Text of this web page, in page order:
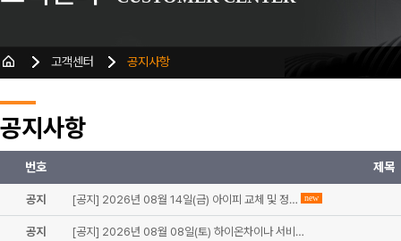
고객센터 공지사항
공지사항
번호 제목
공지 [공지] 2026년 08월 14일(금) 아이피 교체 및 정… new
공지 [공지] 2026년 08월 08일(토) 하이온차이나 서비…